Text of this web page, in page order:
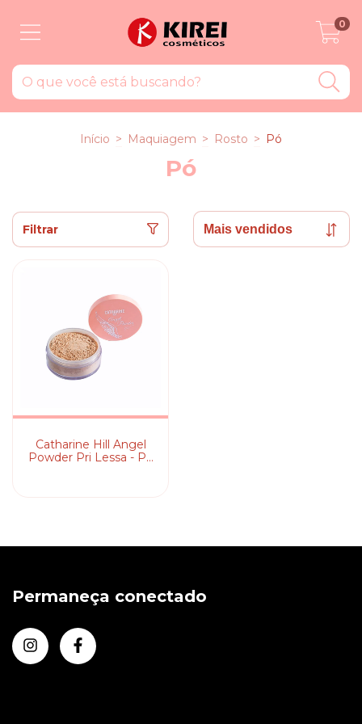
0
Início > Maquiagem > Rosto > Pó
Pó
Filtrar
Catharine Hill Angel
Powder Pri Lessa - Pó
Permaneça conectado